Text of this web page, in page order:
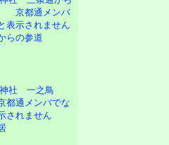
らの参道